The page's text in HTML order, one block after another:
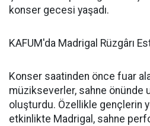
konser gecesi yaşadı.
KAFUM'da Madrigal Rüzgârı
Konser saatinden önce fuar
müzikseverler, sahne önünde
oluşturdu. Özellikle gençlerin
etkinlikte Madrigal, sahne